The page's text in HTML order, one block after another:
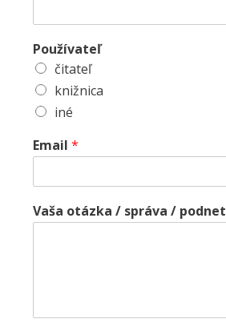
Používateľ
čitateľ
knižnica
iné
Email *
Vaša otázka / správa / podnet